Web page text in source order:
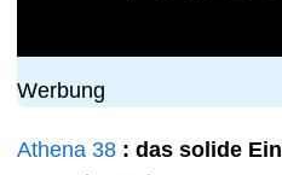
Werbung
Athena 38 : das solide